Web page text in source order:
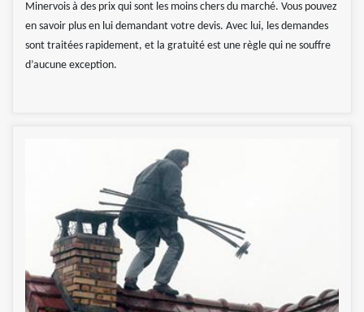
Minervois à des prix qui sont les moins chers du marché. Vous pouvez
en savoir plus en lui demandant votre devis. Avec lui, les demandes
sont traitées rapidement, et la gratuité est une règle qui ne souffre
d’aucune exception.